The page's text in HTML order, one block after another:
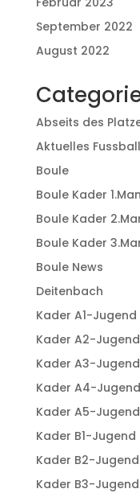
September 2022
August 2022
Abseits des
Aktuelles Fussball
Boule
Boule Kader
Boule Kader
Boule Kader
Boule News
Deitenbach
Kader A1-Jugend
Kader A2-Jugend
Kader A3-Jugend
Kader A4-Jugend
Kader A5-Jugend
Kader B1-Jugend
Kader B2-Jugend
Kader B3-Jugend